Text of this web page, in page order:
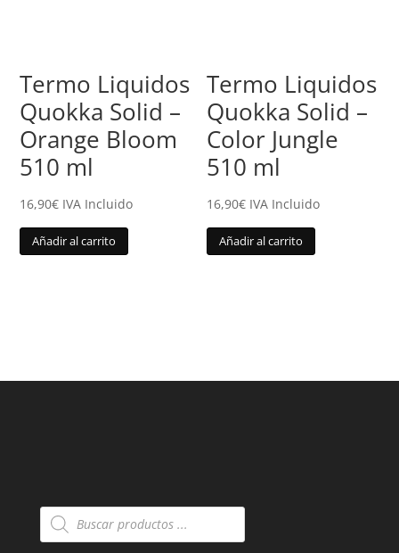
Termo Liquidos
Quokka Solid –
Orange Bloom
510 ml
16,90€ IVA Incluido
Añadir al carrito
Termo Liquidos
Quokka Solid –
Color Jungle
510 ml
16,90€ IVA Incluido
Añadir al carrito
Búsqueda
de